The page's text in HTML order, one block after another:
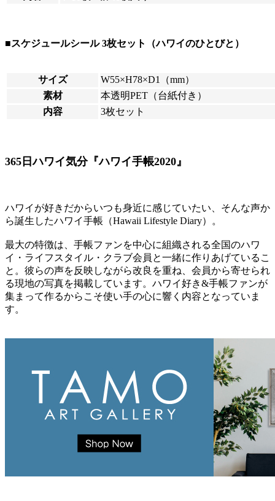
■スケジュールシール 3枚セット（ハワイのひとびと）
サイズ
W55×H78×D1（mm）
素材
本透明PET（台紙付き）
内容
3枚セット
365日ハワイ気分『ハワイ手帳2020』
ハワイが好きだからいつも身近に感じていたい、そんな声か
ら誕生したハワイ手帳（Hawaii Lifestyle Diary）。
最大の特徴は、手帳ファンを中心に組織される全国のハワ
イ・ライフスタイル・クラブ会員と一緒に作りあげているこ
と。彼らの声を反映しながら改良を重ね、会員から寄せられ
る現地の写真を掲載しています。ハワイ好き&手帳ファンが
集まって作るからこそ使い手の心に響く内容となっていま
す。